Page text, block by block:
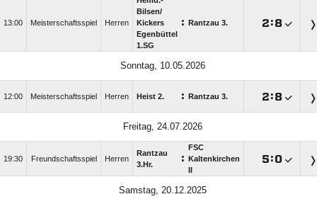
13:00 Meisterschaftsspiel Herren
Bilsen/​
Kickers
Egenbüttel
1.SG
: Rantzau 3. :
Sonntag, 10.05.2026
12:00 Meisterschaftsspiel Herren Heist 2. : Rantzau 3. :
Freitag, 24.07.2026
19:30 Freundschaftsspiel Herren
Rantzau
3.Hr.
:
FSC
Kaltenkirchen
:
Samstag, 20.12.2025